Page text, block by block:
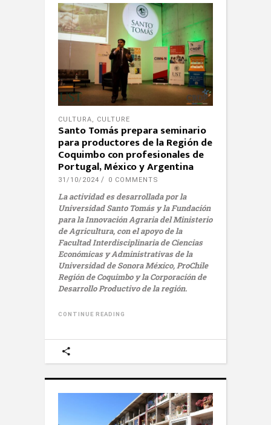
CULTURA, CULTURE
Santo Tomás prepara seminario
para productores de la Región de
Coquimbo con profesionales de
Portugal, México y Argentina
31/10/2024 0 COMMENTS
La actividad es desarrollada por la
Universidad Santo Tomás y la Fundación
para la Innovación Agraria del Ministerio
de Agricultura, con el apoyo de la
Facultad Interdisciplinaria de Ciencias
Económicas y Administrativas de la
Universidad de Sonora México, ProChile
Región de Coquimbo y la Corporación de
Desarrollo Productivo de la región.
CONTINUE READING